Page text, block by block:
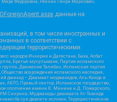
данные на
в том числе иностранных и
в соответствии с
террористическими:
народов Ичкерии и Дагестана, База, Асбат
Братья-мусульмане, Партия исламского
Движение Талибан, Исламская партия
возрождения исламского наследия,
джихад – Джамаат моджахедов, Аль-Каида в
АБТО, Правый сектор, Исламское государство,
ополчение имени К. Минина и Д. Пожарского,
Синрике, Муджахеды джамаата Ат-Тавхида
ба суи давлати исломи, Террористическое